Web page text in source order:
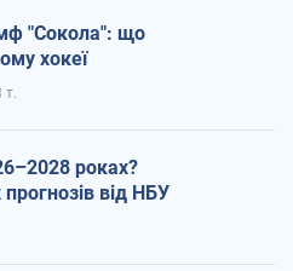
"Сокола": що
хокеї
т.
роках?
від НБУ